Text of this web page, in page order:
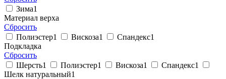
Зима1
Материал верха
Сбросить
Полиэстер1 Вискоза1 Спандекс1
Подкладка
Сбросить
Шерсть1 Полиэстер1 Вискоза1 Спандекс1
Шелк натуральный1